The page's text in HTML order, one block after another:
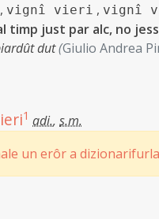
, vignî vieri , vignî
timp just par alc, no
dut(Giulio Andrea
1 adi., s.m.
un erôr a